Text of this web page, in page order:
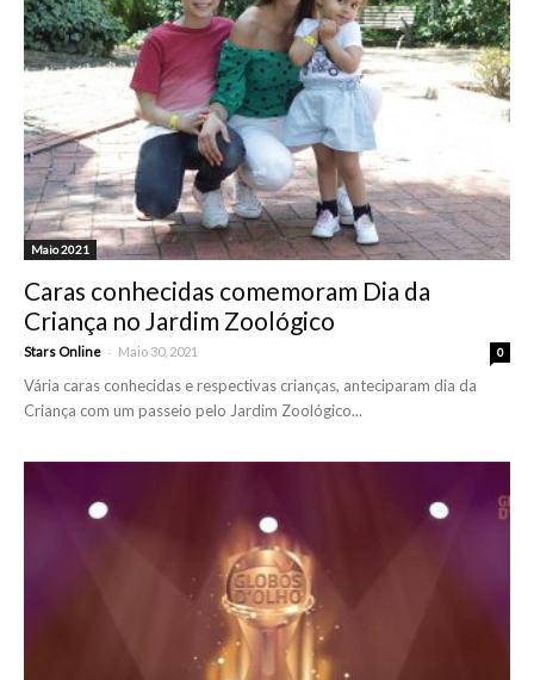
Maio 2021
Caras conhecidas comemoram Dia da
Criança no Jardim Zoológico
Stars Online - Maio 30, 2021 0
Vária caras conhecidas e respectivas crianças, anteciparam dia da
Criança com um passeio pelo Jardim Zoológico...